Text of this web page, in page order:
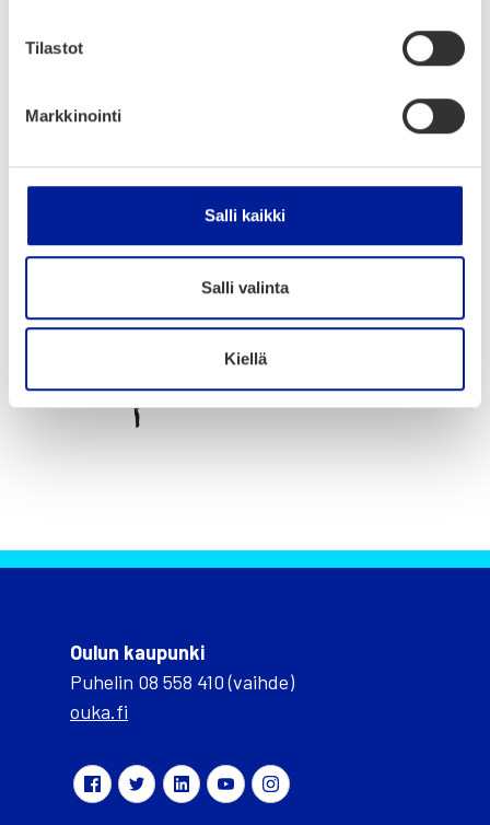
Tilastot
Markkinointi
Salli kaikki
Salli valinta
Kiellä
Kestävät tapahtumat: Arkisto
Oulun kaupunki
Puhelin 08 558 410 (vaihde)
ouka.fi